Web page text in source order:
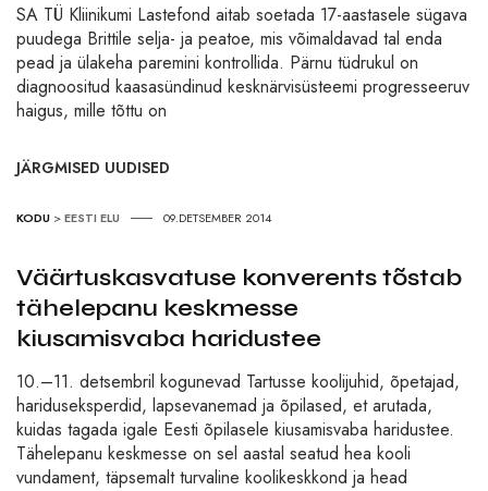
SA TÜ Kliinikumi Lastefond aitab soetada 17-aastasele sügava
puudega Brittile selja- ja peatoe, mis võimaldavad tal enda
pead ja ülakeha paremini kontrollida. Pärnu tüdrukul on
diagnoositud kaasasündinud kesknärvisüsteemi progresseeruv
haigus, mille tõttu on
JÄRGMISED UUDISED
KODU >EESTI ELU 09.DETSEMBER 2014
Väärtuskasvatuse konverents tõstab
tähelepanu keskmesse
kiusamisvaba haridustee
10.–11. detsembril kogunevad Tartusse koolijuhid, õpetajad,
hariduseksperdid, lapsevanemad ja õpilased, et arutada,
kuidas tagada igale Eesti õpilasele kiusamisvaba haridustee.
Tähelepanu keskmesse on sel aastal seatud hea kooli
vundament, täpsemalt turvaline koolikeskkond ja head